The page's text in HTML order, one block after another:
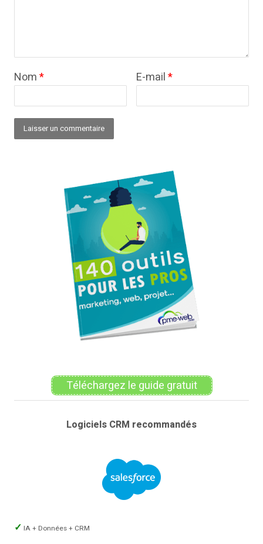
Nom* E-mail*
Téléchargez le guide gratuit
Logiciels CRM recommandés
IA + Données + CRM